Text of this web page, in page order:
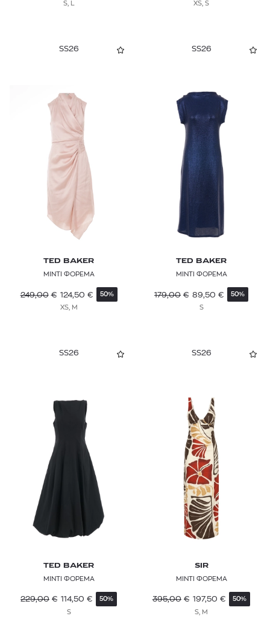
S, L XS, S
SS26
TED BAKER
ΜΙΝΤΙ ΦΟΡΕΜΑ
249,00 € 124,50 € 50%
XS, M
SS26
TED BAKER
ΜΙΝΤΙ ΦΟΡΕΜΑ
179,00 € 89,50 € 50%
S
SS26
TED BAKER
ΜΙΝΤΙ ΦΟΡΕΜΑ
229,00 € 114,50 € 50%
S
SS26
SIR
ΜΙΝΤΙ ΦΟΡΕΜΑ
395,00 € 197,50 € 50%
S, M